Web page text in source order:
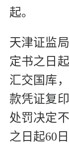
起。
天津证监
定书之日
汇交国库
款凭证复
处罚决定
之日起60